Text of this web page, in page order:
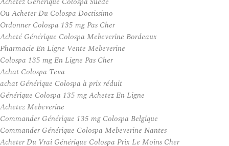
Ou Acheter Du Colospa Doctissimo
Ordonner Colospa 135 mg Pas Cher
Acheté Générique Colospa Mebeverine Bordeaux
Pharmacie En Ligne Vente Mebeverine
Colospa 135 mg En Ligne Pas Cher
Achat Colospa Teva
achat Générique Colospa à prix réduit
Générique Colospa 135 mg Achetez En Ligne
Achetez Mebeverine
Commander Générique 135 mg Colospa Belgique
Commander Générique Colospa Mebeverine Nantes
Acheter Du Vrai Générique Colospa Prix Le Moins Cher